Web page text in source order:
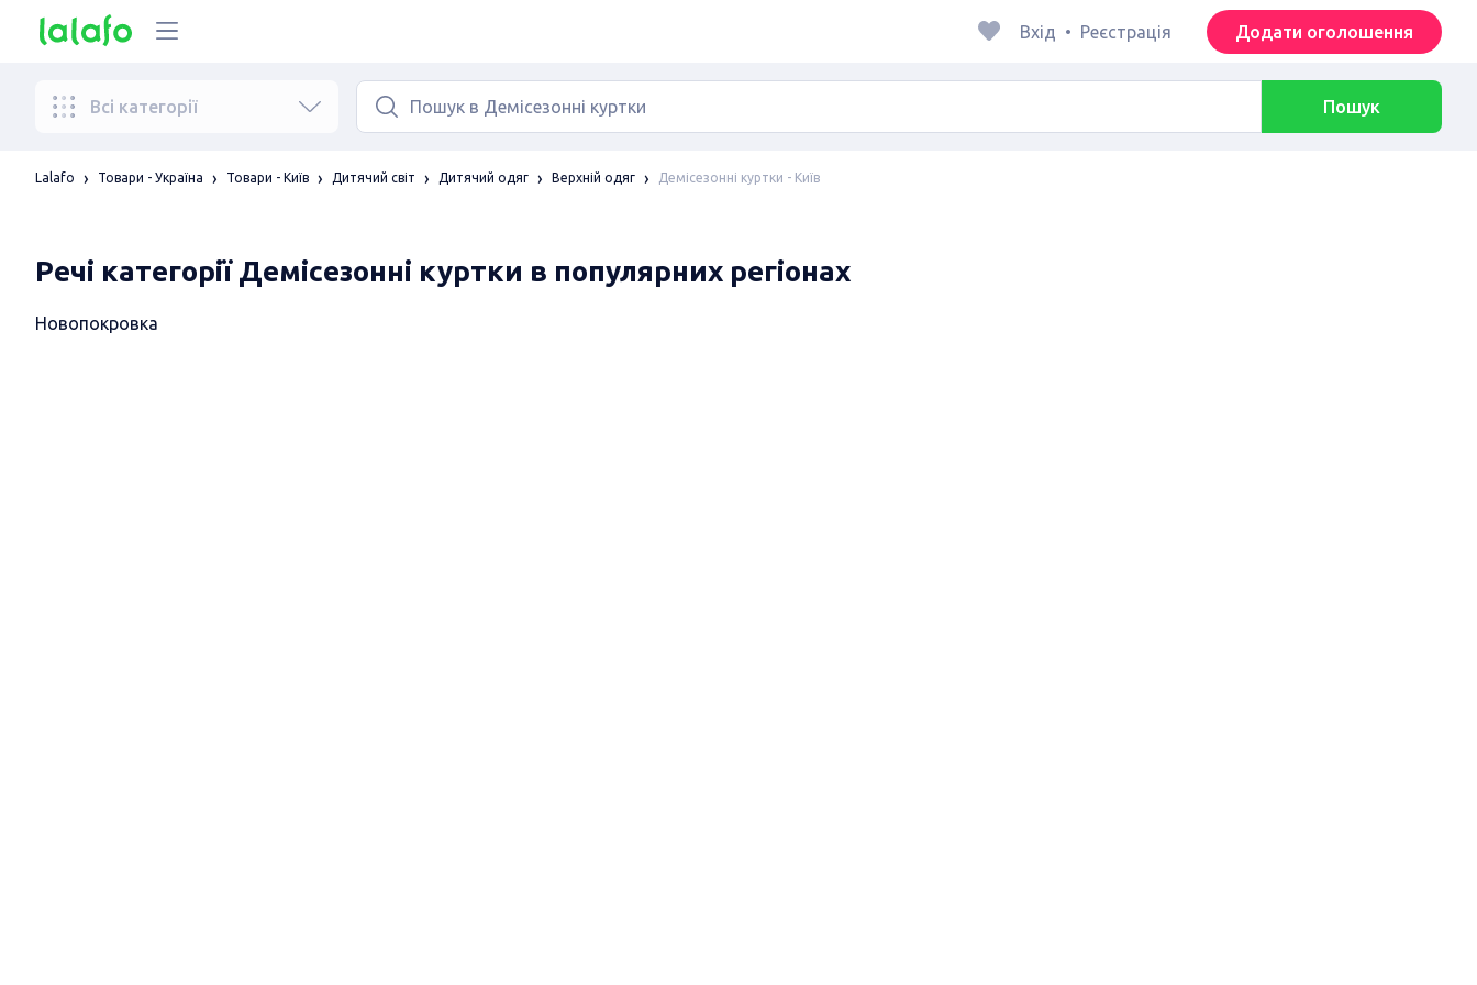
Вхід • Реєстрація Додати оголошення
Всі категорії Пошук
Lalafo Товари - Україна Товари - Київ Дитячий світ Дитячий одяг Верхній одяг Демісезонні куртки - Київ
Речі категорії Демісезонні куртки в популярних регіонах
Новопокровка